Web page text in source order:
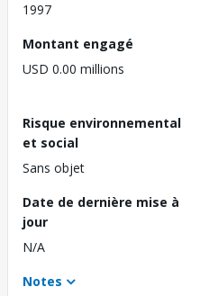
1997
Montant engagé
USD 0.00 millions
Risque environnemental
et social
Sans objet
Date de dernière mise à
jour
N/A
Notes